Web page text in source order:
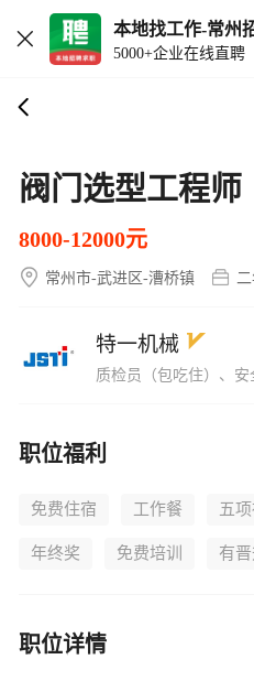
本地找工作-常州
5000+企业在线直聘
阀门选型工程师
8000-12000元
常州市-武进区-漕桥镇
特一机械
质检员（包吃住）、
职位福利
免费住宿 工作餐 五
年终奖 免费培训 有晋
职位详情